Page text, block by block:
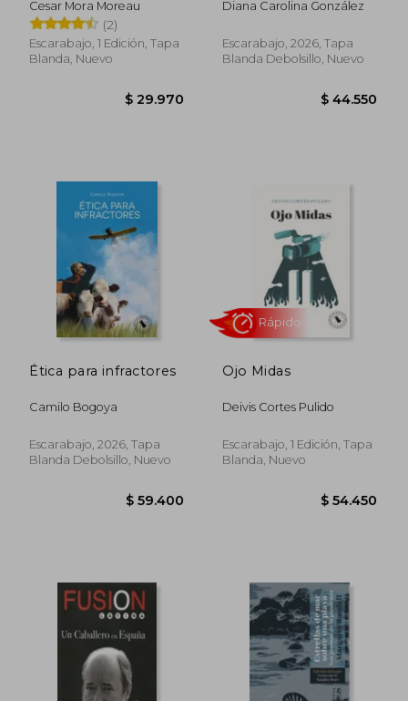
Cesar Mora Moreau
(2)
Escarabajo, 1 Edición, Tapa
Blanda, Nuevo
Diana Carolina González
Escarabajo, 2026, Tapa
Blanda Debolsillo, Nuevo
Ética para infractores
Camilo Bogoya
Escarabajo, 2026, Tapa
Blanda Debolsillo, Nuevo
Ojo Midas
Deivis Cortes Pulido
Escarabajo, 1 Edición, Tapa
Blanda, Nuevo